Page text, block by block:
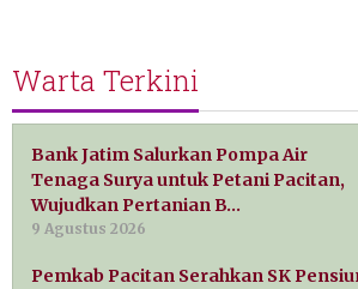
Warta Terkini
Bank Jatim Salurkan Pompa Air
Tenaga Surya untuk Petani Pacitan,
Wujudkan Pertanian B…
9 Agustus 2026
Pemkab Pacitan Serahkan SK